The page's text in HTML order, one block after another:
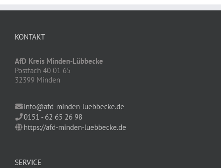
KONTAKT
AfD Kreis Minden-Lübbecke
Postfach 40 01 65
32399 Minden
info@afd-minden-luebbecke.de
0151 - 62 65 26 98
https://afd-minden-luebbecke.de
SERVICE